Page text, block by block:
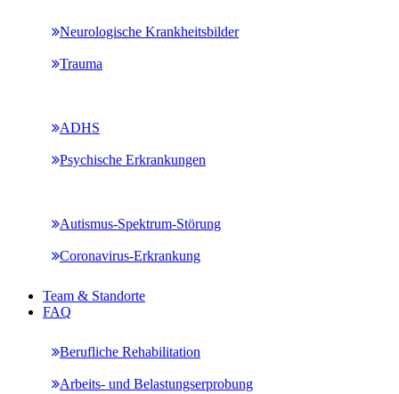
Neurologische Krankheitsbilder
Trauma
ADHS
Psychische Erkrankungen
Autismus-Spektrum-Störung
Coronavirus-Erkrankung
Team & Standorte
FAQ
Berufliche Rehabilitation
Arbeits- und Belastungserprobung